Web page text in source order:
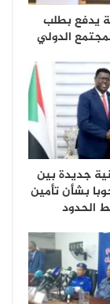
يدفع بطلب
الدولي
جديدة بين
بشأن تأمين
الحدود